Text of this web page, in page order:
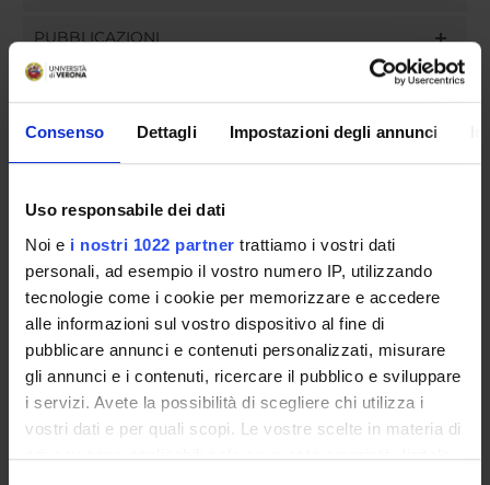
Consenso Dettagli Impostazioni degli annunci
Uso responsabile dei dati
Noi e i nostri 1022 partner trattiamo i vostri dati
personali, ad esempio il vostro numero IP, utilizzando
tecnologie come i cookie per memorizzare e accedere
alle informazioni sul vostro dispositivo al fine di
pubblicare annunci e contenuti personalizzati, misurare
gli annunci e i contenuti, ricercare il pubblico e sviluppare
i servizi. Avete la possibilità di scegliere chi utilizza i
vostri dati e per quali scopi. Le vostre scelte in materia di
privacy sono applicabili solo su questa proprietà digitale
PUBBLICAZIONI
INCARICHI
ORGANIZZAZIONE
GOVERNANCE
COMMISSIONI
UFFICI E STRUTTURE DI SERVIZIO
SERVIZI DI SEGRETERIA STUDENTI